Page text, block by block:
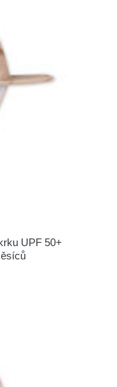
UPF 50+